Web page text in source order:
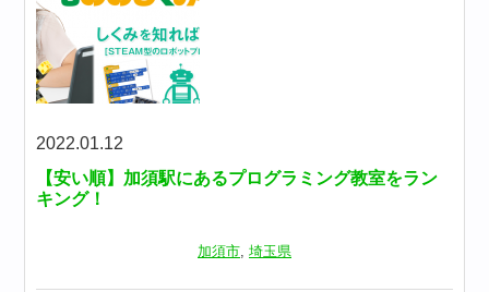
2022.01.12
【安い順】加須駅にあるプログラミング教室をラン
キング！
加須市, 埼玉県